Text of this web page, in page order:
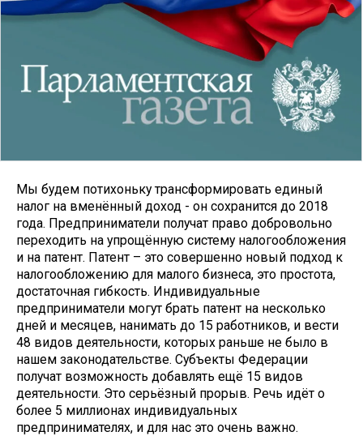
Мы будем потихоньку трансформировать единый
налог на вменённый доход - он сохранится до 2018
года. Предприниматели получат право добровольно
переходить на упрощённую систему налогообложения
и на патент. Патент – это совершенно новый подход к
налогообложению для малого бизнеса, это простота,
достаточная гибкость. Индивидуальные
предприниматели могут брать патент на несколько
дней и месяцев, нанимать до 15 работников, и вести
48 видов деятельности, которых раньше не было в
нашем законодательстве. Субъекты Федерации
получат возможность добавлять ещё 15 видов
деятельности. Это серьёзный прорыв. Речь идёт о
более 5 миллионах индивидуальных
предпринимателях, и для нас это очень важно.